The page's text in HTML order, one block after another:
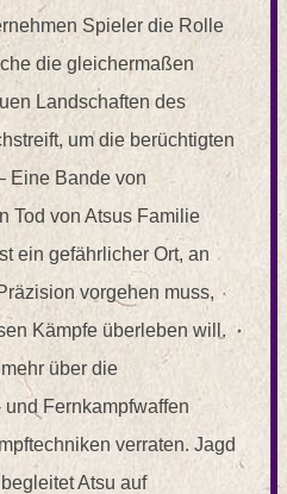
Spieler die Rolle
die gleichermaßen
Landschaften des
um die berüchtigten
Eine Bande von
Tod von Atsus Familie
ein gefährlicher Ort, an
vorgehen muss,
Kämpfe überleben will.
über die
Fernkampfwaffen
verraten. Jagd
Atsu auf